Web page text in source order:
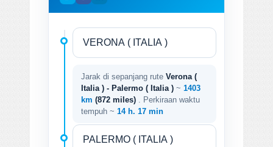
Jarak di sepanjang rute Verona (
Italia ) - Palermo ( Italia ) ~ 1403
km (872 miles)
. Perkiraan waktu
tempuh ~ 14 h. 17 min